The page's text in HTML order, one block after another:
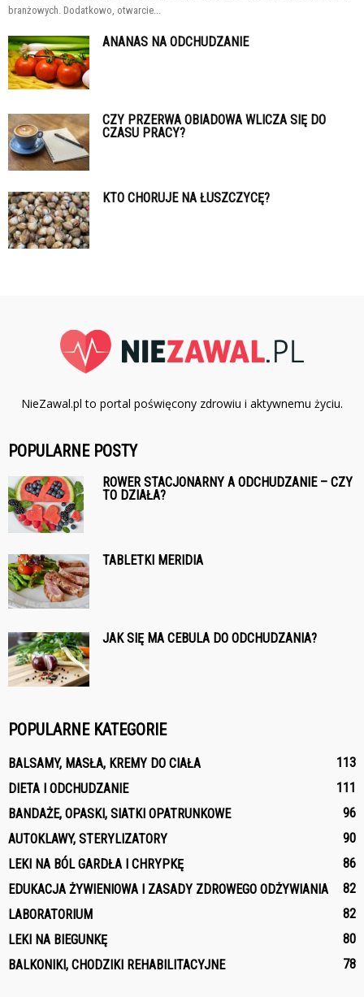
branżowych. Dodatkowo, otwarcie...
ANANAS NA ODCHUDZANIE
CZY PRZERWA OBIADOWA WLICZA SIĘ DO
CZASU PRACY?
KTO CHORUJE NA ŁUSZCZYCĘ?
NieZawal.pl to portal poświęcony zdrowiu i aktywnemu życiu.
POPULARNE POSTY
ROWER STACJONARNY A ODCHUDZANIE – CZY
TO DZIAŁA?
TABLETKI MERIDIA
JAK SIĘ MA CEBULA DO ODCHUDZANIA?
POPULARNE KATEGORIE
BALSAMY, MASŁA, KREMY DO CIAŁA
113
DIETA I ODCHUDZANIE
111
BANDAŻE, OPASKI, SIATKI OPATRUNKOWE
96
AUTOKLAWY, STERYLIZATORY
90
LEKI NA BÓL GARDŁA I CHRYPKĘ
86
EDUKACJA ŻYWIENIOWA I ZASADY ZDROWEGO ODŻYWIANIA
82
LABORATORIUM
82
LEKI NA BIEGUNKĘ
80
BALKONIKI, CHODZIKI REHABILITACYJNE
78